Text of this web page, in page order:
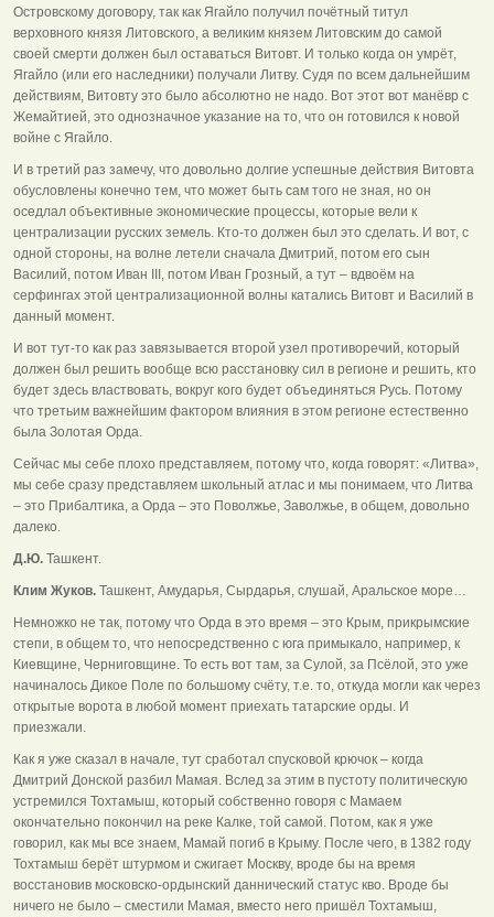
Островскому договору, так как Ягайло получил почётный титул
верховного князя Литовского, а великим князем Литовским до самой
своей смерти должен был оставаться Витовт. И только когда он умрёт,
Ягайло (или его наследники) получали Литву. Судя по всем дальнейшим
действиям, Витовту это было абсолютно не надо. Вот этот вот манёвр с
Жемайтией, это однозначное указание на то, что он готовился к новой
войне с Ягайло.
И в третий раз замечу, что довольно долгие успешные действия Витовта
обусловлены конечно тем, что может быть сам того не зная, но он
оседлал объективные экономические процессы, которые вели к
централизации русских земель. Кто-то должен был это сделать. И вот, с
одной стороны, на волне летели сначала Дмитрий, потом его сын
Василий, потом Иван III, потом Иван Грозный, а тут – вдвоём на
серфингах этой централизационной волны катались Витовт и Василий в
данный момент.
И вот тут-то как раз завязывается второй узел противоречий, который
должен был решить вообще всю расстановку сил в регионе и решить, кто
будет здесь властвовать, вокруг кого будет объединяться Русь. Потому
что третьим важнейшим фактором влияния в этом регионе естественно
была Золотая Орда.
Сейчас мы себе плохо представляем, потому что, когда говорят: «Литва»,
мы себе сразу представляем школьный атлас и мы понимаем, что Литва
– это Прибалтика, а Орда – это Поволжье, Заволжье, в общем, довольно
далеко.
Д.Ю. Ташкент.
Клим Жуков. Ташкент, Амударья, Сырдарья, слушай, Аральское море…
Немножко не так, потому что Орда в это время – это Крым, прикрымские
степи, в общем то, что непосредственно с юга примыкало, например, к
Киевщине, Черниговщине. То есть вот там, за Сулой, за Псёлой, это уже
начиналось Дикое Поле по большому счёту, т.е. то, откуда могли как через
открытые ворота в любой момент приехать татарские орды. И
приезжали.
Как я уже сказал в начале, тут сработал спусковой крючок – когда
Дмитрий Донской разбил Мамая. Вслед за этим в пустоту политическую
устремился Тохтамыш, который собственно говоря с Мамаем
окончательно покончил на реке Калке, той самой. Потом, как я уже
говорил, как мы все знаем, Мамай погиб в Крыму. После чего, в 1382 году
Тохтамыш берёт штурмом и сжигает Москву, вроде бы на время
восстановив московско-ордынский даннический статус кво. Вроде бы
ничего не было – сместили Мамая, вместо него пришёл Тохтамыш,